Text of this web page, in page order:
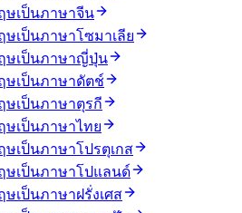
ษเป็นภาษาจีน
ษเป็นภาษาโซมาเลีย
ษเป็นภาษาญี่ปุ่น
ษเป็นภาษาดัตช์
ษเป็นภาษาตุรกี
ษเป็นภาษาไทย
ษเป็นภาษาโปรตุเกส
ษเป็นภาษาโปแลนด์
ษเป็นภาษาฝรั่งเศส